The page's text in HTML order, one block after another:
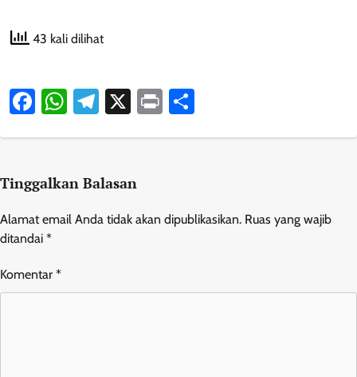
43 kali dilihat
Facebook
WhatsApp
Telegram
X Print
Tinggalkan Balasan
Alamat email Anda tidak akan dipublikasikan. Ruas yang wajib
ditandai *
Komentar *